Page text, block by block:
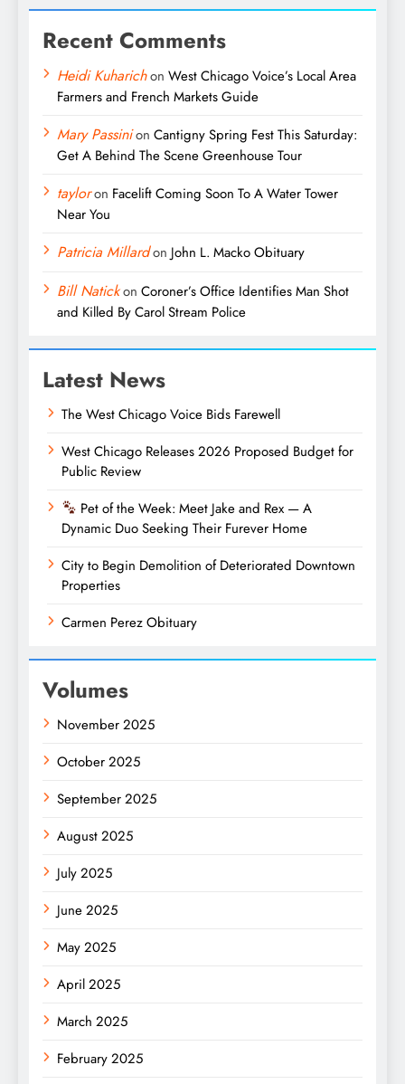
Recent Comments
Heidi Kuharichon West Chicago Voice’s Local Area
Farmers and French Markets Guide
Mary Passinion Cantigny Spring Fest This Saturday:
Get A Behind The Scene Greenhouse Tour
tayloron Facelift Coming Soon To A Water Tower
Near You
Patricia Millardon John L. Macko Obituary
Bill Natickon Coroner’s Office Identifies Man Shot
and Killed By Carol Stream Police
Latest News
The West Chicago Voice Bids Farewell
West Chicago Releases 2026 Proposed Budget for
Public Review
Pet of the Week: Meet Jake and Rex — A
Dynamic Duo Seeking Their Furever Home
City to Begin Demolition of Deteriorated Downtown
Properties
Carmen Perez Obituary
Volumes
November 2025
October 2025
September 2025
August 2025
July 2025
June 2025
May 2025
April 2025
March 2025
February 2025